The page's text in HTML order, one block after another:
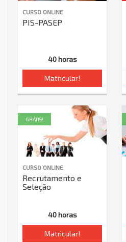
CURSO ONLINE
PIS-PASEP
40 horas
Matricular!
CURSO ONLINE
Recrutamento e
Seleção
40 horas
Matricular!
GRÁTIS!